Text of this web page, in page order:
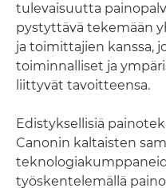
tulevaisuutta
pystyttävä tekemään
ja toimittajien kanssa,
toiminnalliset ja
liittyvät tavoitteensa.
Edistyksellisiä
Canonin kaltaisten
työskentelemällä